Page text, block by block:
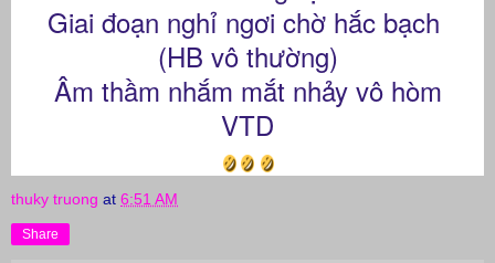
Giai đoạn nghỉ ngơi chờ hắc bạch
(HB vô thường)
Âm thầm nhắm mắt nhảy vô hòm
VTD
thuky truong at 6:51 AM
Share